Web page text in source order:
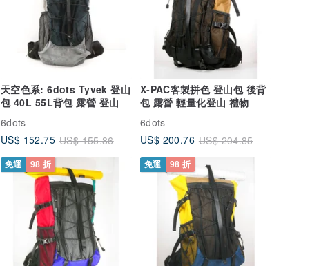
天空色系: 6dots Tyvek 登山
包 40L 55L背包 露營 登山
6dots
US$ 152.75 US$ 155.86
X-PAC客製拼色 登山包 後背
包 露營 輕量化登山 禮物
6dots
US$ 200.76 US$ 204.85
免運 98 折 免運 98 折